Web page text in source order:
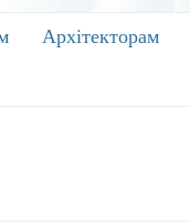
Архітекторам
Архітекторам